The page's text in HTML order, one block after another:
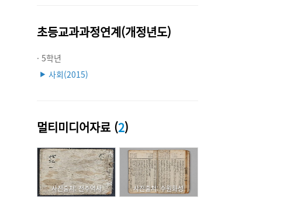
초등교과과정연계(개정년도)
· 5학년
▶ 사회(2015)
멀티미디어자료 (2)
사진출처: 전주역사 사진출처: 수원화성